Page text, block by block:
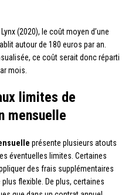
(2020), le coût moyen d’une
autour de 180 euros par an.
ce coût serait donc réparti
mois.
limites de
mensuelle
présente plusieurs atouts
éventuelles limites. Certaines
des frais supplémentaires
flexible. De plus, certaines